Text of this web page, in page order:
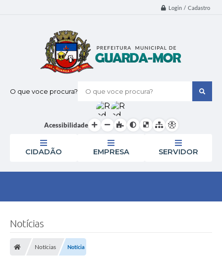
Login / Cadastro
O que voce procura?
Acessibilidade
CIDADÃO EMPRESA SERVIDOR
Notícias
Notícias Notícia